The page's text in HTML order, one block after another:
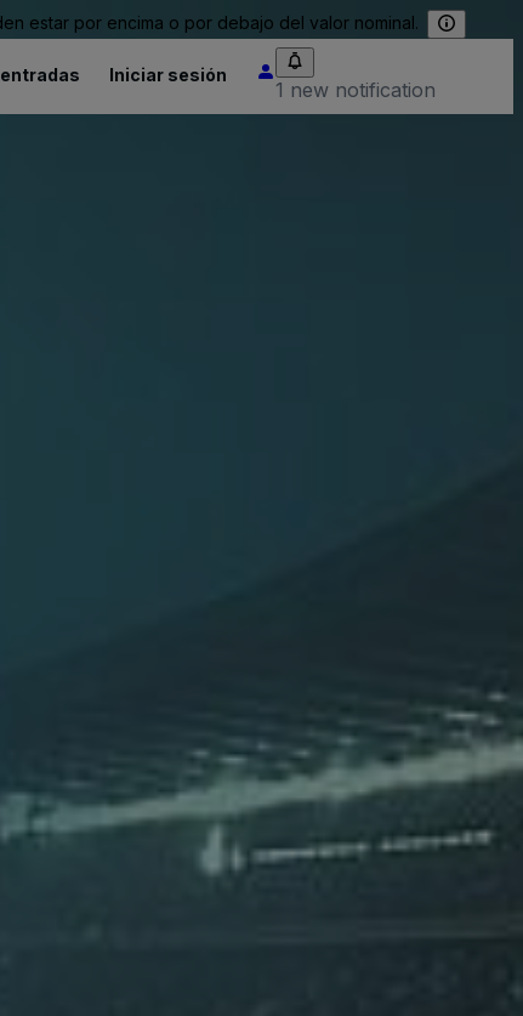
estar por encima o por debajo del valor nominal.
Iniciar sesión
1 new notification